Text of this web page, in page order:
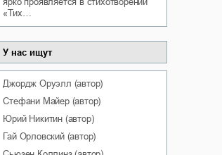
«Тих…
У нас ищут
Джордж Оруэлл (автор)
Стефани Майер(автор)
Юрий Никитин(автор)
Гай Орловский(автор)